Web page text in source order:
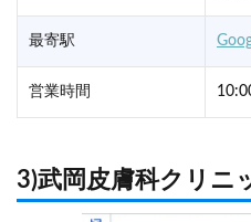
最寄駅
営業時間
3)武岡皮膚科クリニ